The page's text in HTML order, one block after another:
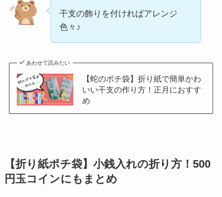
干支の飾りを付ければアレンジ
色々♪
あわせて読みたい
【蛇のポチ袋】折り紙で簡単かわ
いい干支の作り方！正月におすす
め
【折り紙ポチ袋】小銭入れの折り方！500
円玉コインにもまとめ